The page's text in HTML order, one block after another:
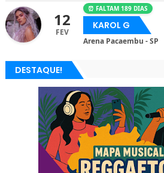
12
FEV
⏰ FALTAM 189 DIAS
KAROL G
Arena Pacaembu - SP
DESTAQUE!